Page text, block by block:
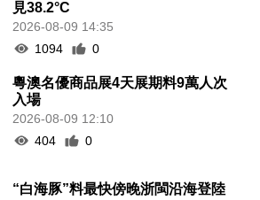
見38.2°C
2026-08-09 14:35
1094
0
粵澳名優商品展4天展期料9萬人次
入場
2026-08-09 12:10
404
0
“白海豚”料最快傍晚浙閩沿海登陸